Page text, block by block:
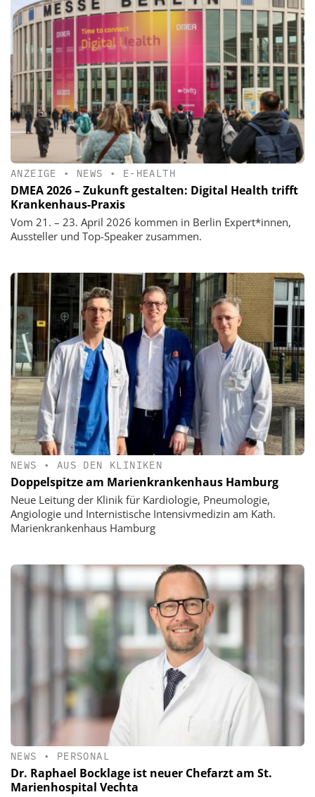
ANZEIGE • NEWS • E-HEALTH
DMEA 2026 – Zukunft gestalten: Digital Health trifft
Krankenhaus-Praxis
Vom 21. – 23. April 2026 kommen in Berlin Expert*innen,
Aussteller und Top-Speaker zusammen.
NEWS • AUS DEN KLINIKEN
Doppelspitze am Marienkrankenhaus Hamburg
Neue Leitung der Klinik für Kardiologie, Pneumologie,
Angiologie und Internistische Intensivmedizin am Kath.
Marienkrankenhaus Hamburg
NEWS • PERSONAL
Dr. Raphael Bocklage ist neuer Chefarzt am St.
Marienhospital Vechta